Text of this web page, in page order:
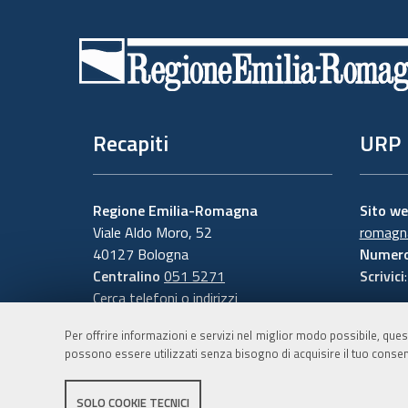
Per offrire informazioni e servizi nel miglior modo possibile,
possono essere utilizzati senza bisogno di acquisire il tuo
SOLO COOKIE TECNICI
Recapiti
Regione Emilia-Romagna
Viale Aldo Moro, 52
40127 Bologna
Centralino 051 5271
Cerca telefoni o indirizzi
URP
Sito
Scrivici